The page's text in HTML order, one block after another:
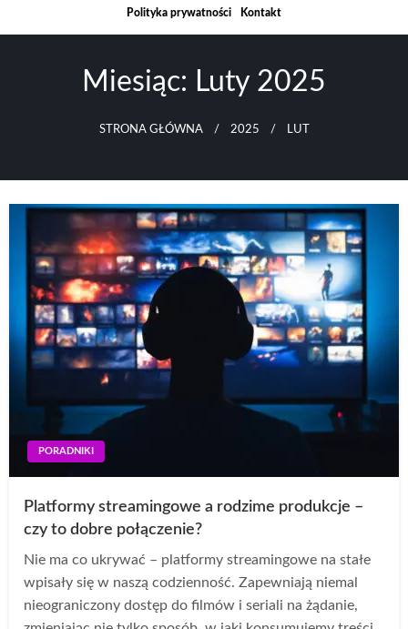
to
Polityka prywatności Kontakt
Miesiąc: Luty 2025
STRONA GŁÓWNA 2025 LUT
PORADNIKI
Platformy streamingowe a rodzime produkcje –
czy to dobre połączenie?
Nie ma co ukrywać – platformy streamingowe na stałe
wpisały się w naszą codzienność. Zapewniają niemal
nieograniczony dostęp do filmów i seriali na żądanie,